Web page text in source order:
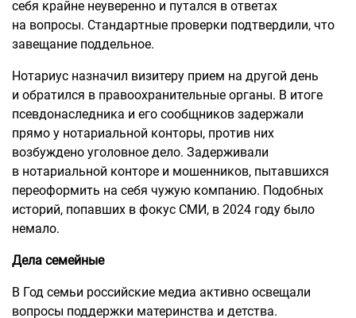
себя крайне неуверенно и путался в ответах
на вопросы. Стандартные проверки подтвердили, что
завещание поддельное.
Нотариус назначил визитеру прием на другой день
и обратился в правоохранительные органы. В итоге
псевдонаследника и его сообщников задержали
прямо у нотариальной конторы, против них
возбуждено уголовное дело. Задерживали
в нотариальной конторе и мошенников, пытавшихся
переоформить на себя чужую компанию. Подобных
историй, попавших в фокус СМИ, в 2024 году было
немало.
Дела семейные
В Год семьи российские медиа активно освещали
вопросы поддержки материнства и детства.